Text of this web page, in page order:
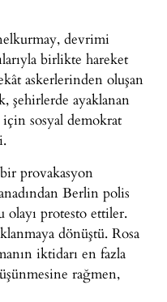
devrimi
birlikte hareket
askerlerinden oluşan
şehirlerde ayaklanan
sosyal demokrat
provakasyon
Berlin polis
protesto ettiler.
dönüştü. Rosa
iktidarı en fazla
rağmen,